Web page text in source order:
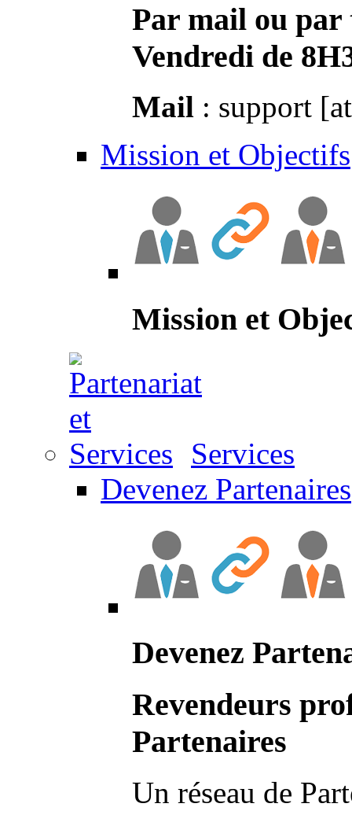
Par mail ou par
Vendredi de
Mail : support
Mission et Objectifs
Mission et
Services
Devenez Partenaires
Devenez
Revendeurs
Partenaires
Un réseau de